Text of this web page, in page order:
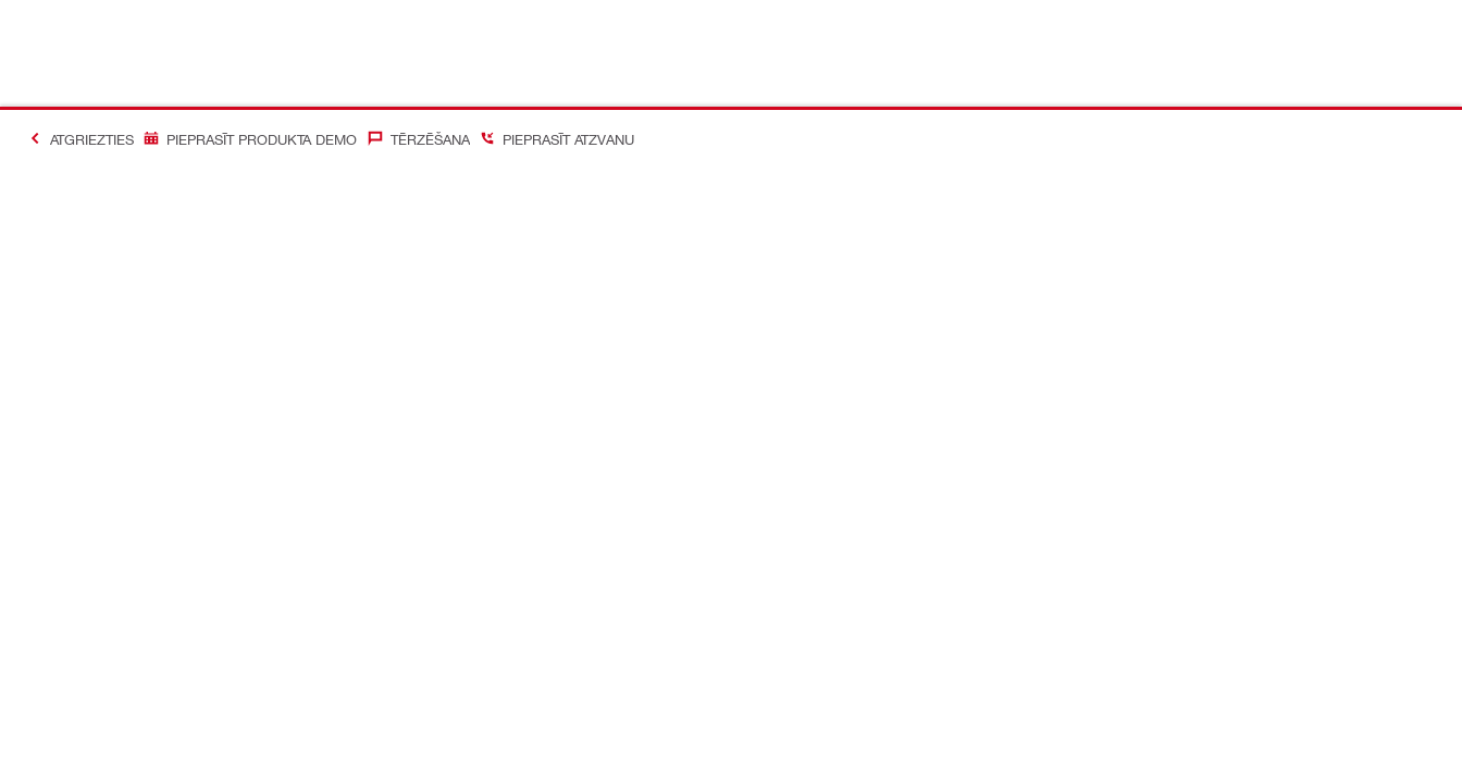
ATGRIEZTIES PIEPRASĪT PRODUKTA DEMO TĒRZĒŠANA PIEPRASĪT ATZVANU